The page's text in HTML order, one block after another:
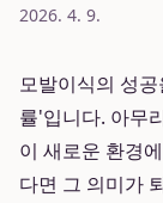
2026. 4. 9.
모발이식의 성
률'입니다. 아무
이 새로운 환경
다면 그 의미가